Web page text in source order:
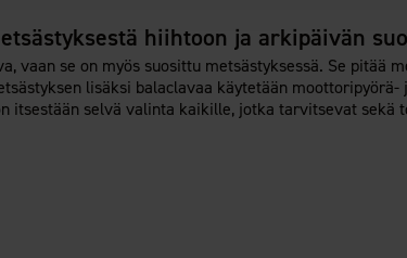
hiihtoon ja arkipäivän
vaan se on myös suosittu metsästyksessä. Se pitää
lisäksi balaclavaa käytetään
itsestään selvä valinta kaikille, jotka tarvitsevat